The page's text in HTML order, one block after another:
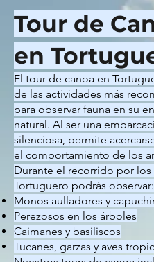
Tour de
en
El tour de canoa en
de las actividades más
para observar fauna en su
natural. Al ser una
silenciosa, permite
el comportamiento de los
Durante el recorrido por los
Tortuguero podrás observar:
Monos aulladores y
Perezosos en los árboles
Caimanes y basiliscos
Tucanes, garzas y aves